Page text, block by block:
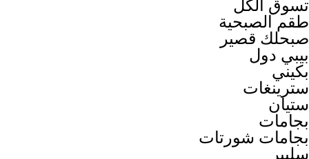
تسوق الكل
طقم الصبحية
صبحلك قصير
بيبي دول
بكيني
سترينغات
ستيان
بجامات
بجامات شورتات
سليبر